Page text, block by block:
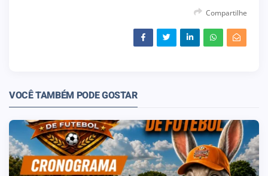
Compartilhe
VOCÊ TAMBÉM PODE GOSTAR